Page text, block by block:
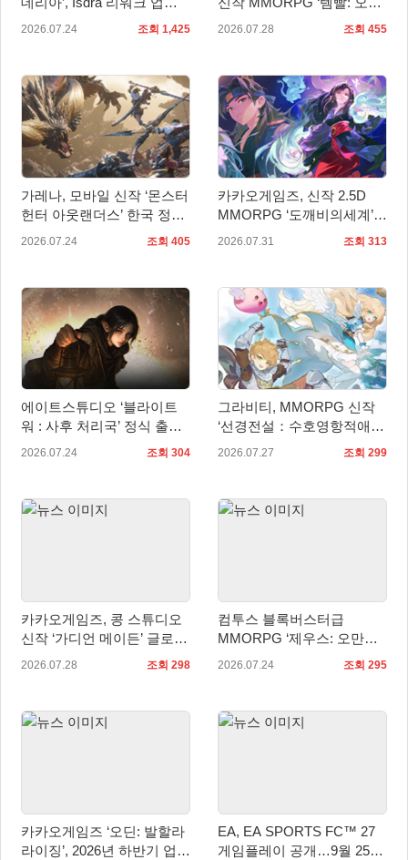
이트 적용… 스팀 20% 할인
2026.07.24 조회 1,425
기어드’ 타이틀명 확정!
2026.07.28 조회 455
가레나, 모바일 신작 ‘몬스터
헌터 아웃랜더스’ 한국 정식
출시 확정… 사전예약 시작
2026.07.24 조회 405
카카오게임즈, 신작 2.5D
MMORPG ‘도깨비의세계’
10월 출시 확정… 대표 일러
2026.07.31 조회 313
에이트스튜디오 ‘블라이트
워 : 사후 처리국’ 정식 출
시… 사전예약자 50만 명 달
2026.07.24 조회 304
그라비티, MMORPG 신작
‘선경전설：수호영항적애2’
중국 판호 획득!
2026.07.27 조회 299
카카오게임즈, 콩 스튜디오
신작 ‘가디언 메이든’ 글로벌
퍼블리싱 계약
2026.07.28 조회 298
컴투스 블록버스터급
MMORPG ‘제우스: 오만의
신’, 8월 7일 쇼케이스 개최
2026.07.24 조회 295
카카오게임즈 ‘오딘: 발할라
라이징’, 2026년 하반기 업데
EA, EA SPORTS FC™ 27
게임플레이 공개…9월 25일